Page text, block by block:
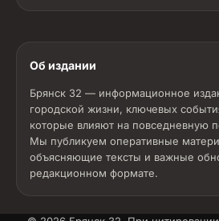
Об издании
Брянск 32 — информационное
городской жизни, ключевых
которые влияют на повседневную
Мы публикуем оперативные
объясняющие тексты и важные
редакционном формате.